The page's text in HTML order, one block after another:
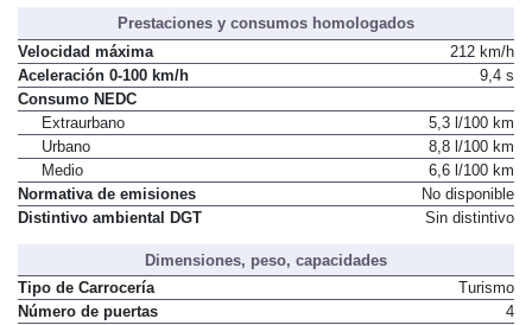
Prestaciones y consumos homologados
Velocidad máxima
212 km/h
Aceleración 0-100 km/h
9,4 s
Consumo NEDC
Extraurbano
5,3 l/100 km
Urbano
8,8 l/100 km
Medio
6,6 l/100 km
Normativa de emisiones
No disponible
Distintivo ambiental DGT
Sin distintivo
Dimensiones, peso, capacidades
Tipo de Carrocería
Turismo
Número de puertas
4